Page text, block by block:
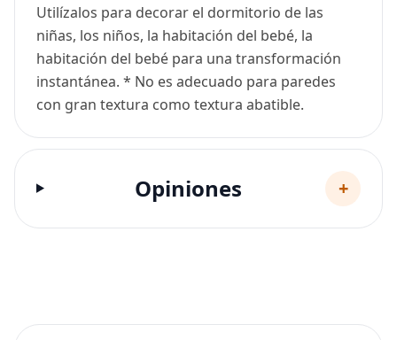
Utilízalos para decorar el dormitorio de las
niñas, los niños, la habitación del bebé, la
habitación del bebé para una transformación
instantánea. * No es adecuado para paredes
con gran textura como textura abatible.
Opiniones +